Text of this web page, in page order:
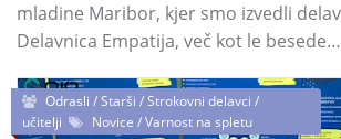
mladine Maribor, kjer smo izvedli
Delavnica Empatija, več kot le besede…
Odrasli / Starši / Strokovni delavci /
učitelji
Novice / Varnost na spletu